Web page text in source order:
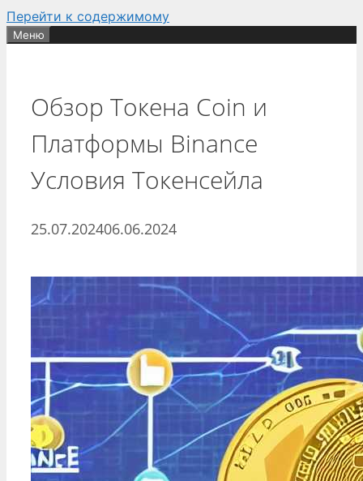
Перейти к содержимому
Меню
Обзор Токена Coin и
Платформы Binance
Условия Токенсейла
25.07.202406.06.2024